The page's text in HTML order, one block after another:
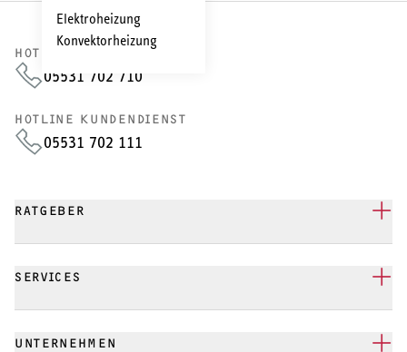
Elektroheizung
Konvektorheizung
HOTLINE VERTRIEB
05531 702 710
HOTLINE KUNDENDIENST
05531 702 111
RATGEBER
SERVICES
UNTERNEHMEN